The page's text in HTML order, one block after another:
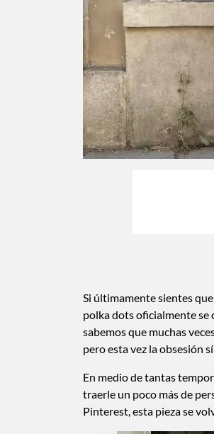
Si últimamente sientes
polka dots oficialmente se
sabemos que muchas
pero esta vez la obsesión
En medio de tantas
traerle un poco más de
Pinterest, esta pieza se